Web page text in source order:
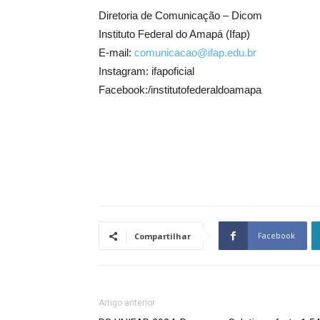
Diretoria de Comunicação – Dicom
Instituto Federal do Amapá (Ifap)
E-mail: comunicacao@ifap.edu.br
Instagram: ifapoficial
Facebook:/institutofederaldoamapa
Compartilhar Facebook
Artigo anterior